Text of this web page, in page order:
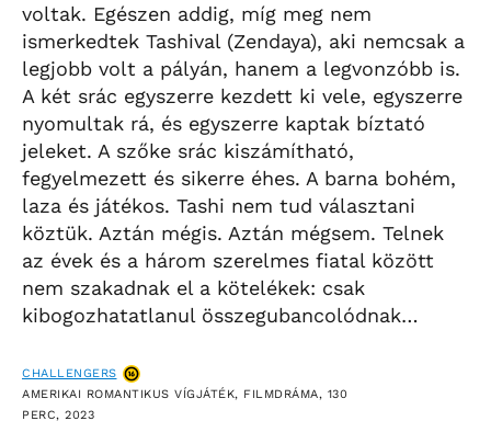
voltak. Egészen addig, míg meg nem
ismerkedtek Tashival (Zendaya), aki nemcsak a
legjobb volt a pályán, hanem a legvonzóbb is.
A két srác egyszerre kezdett ki vele, egyszerre
nyomultak rá, és egyszerre kaptak bíztató
jeleket. A szőke srác kiszámítható,
fegyelmezett és sikerre éhes. A barna bohém,
laza és játékos. Tashi nem tud választani
köztük. Aztán mégis. Aztán mégsem. Telnek
az évek és a három szerelmes fiatal között
nem szakadnak el a kötelékek: csak
kibogozhatatlanul összegubancolódnak…
CHALLENGERS
AMERIKAI ROMANTIKUS VÍGJÁTÉK, FILMDRÁMA, 130
PERC, 2023